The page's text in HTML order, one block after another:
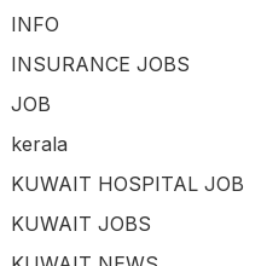
INFO
INSURANCE JOBS
JOB
kerala
KUWAIT HOSPITAL JOB
KUWAIT JOBS